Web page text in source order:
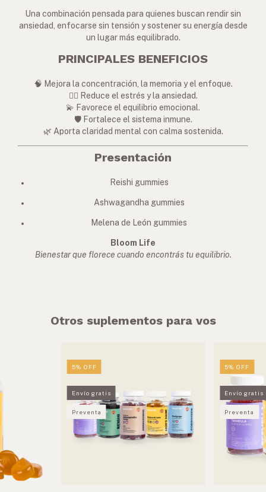
Una combinación pensada para quienes buscan rendir sin
ansiedad, enfocarse sin tensión y sostener su energía desde
un lugar más equilibrado.
PRINCIPALES BENEFICIOS
🧠 Mejora la concentración, la memoria y el enfoque.
🧘‍♀️ Reduce el estrés y la ansiedad.
💫 Favorece el equilibrio emocional.
🛡️ Fortalece el sistema inmune.
🌿 Aporta claridad mental con calma sostenida.
Presentación
Reishi gummies
Ashwagandha gummies
Melena de León gummies
Bloom Life
Bienestar que florece cuando encontrás tu equilibrio.
Otros suplementos para vos
5% OFF
Envío gratis
Preventa
5%OFF
Envío gratis
Preventa